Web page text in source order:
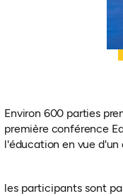
Environ 600 parties
première conférence
l'éducation en vue
les participants sont